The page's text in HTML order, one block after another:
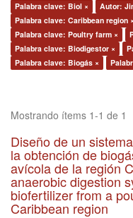
Palabra clave: Biol ×
Autor:
Palabra clave: Caribbean region ×
Palabra clave: Poultry farm ×
Palabra clave: Biodigestor ×
Palabra clave: Biogás ×
Mostrando ítems 1-1 de 1
Diseño de un
la obtención de
avícola de la región
anaerobic digestion
biofertilizer from a
Caribbean region